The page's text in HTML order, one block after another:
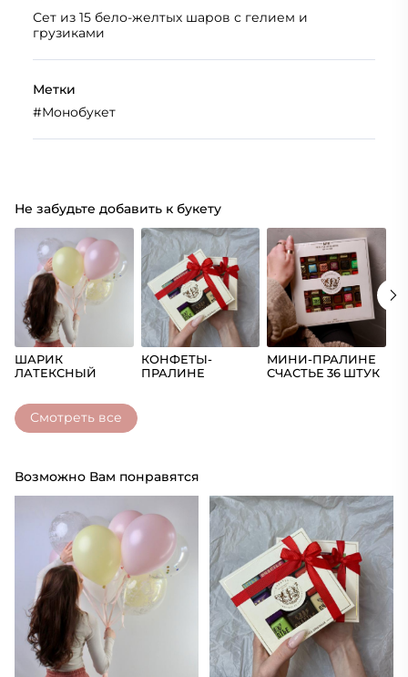
Сет из 15 бело-желтых шаров с гелием и
грузиками
Метки
#Монобукет
Не забудьте добавить к букету
ШАРИК
ЛАТЕКСНЫЙ
КОНФЕТЫ-
ПРАЛИНЕ
МИНИ-ПРАЛИНЕ
СЧАСТЬЕ 36 ШТУК
Смотреть все
Возможно Вам понравятся